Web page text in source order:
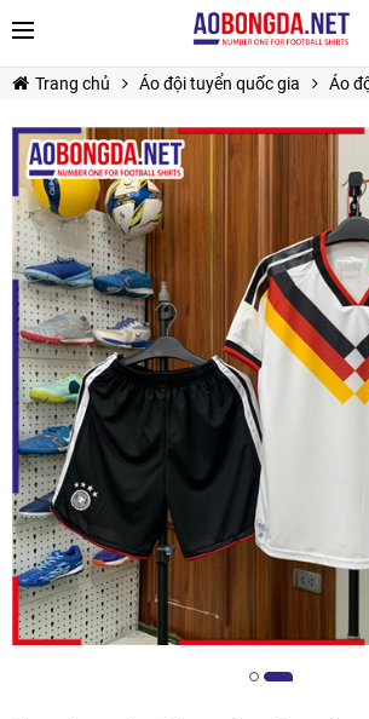
TIẾP TỤC MUA HÀNG
Trang chủ Áo đội tuyển quốc gia Áo